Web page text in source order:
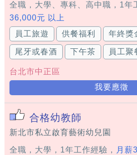
全職，大學、專科、高中職，1年
36,000元 以上
員工旅遊
供餐福利 年終獎
尾牙或春酒 下午茶 員工聚
台北市中正區
我要應徵
合格幼教師
新北市私立啟育藝術幼兒園
全職，大學，1年工作經驗， 月薪